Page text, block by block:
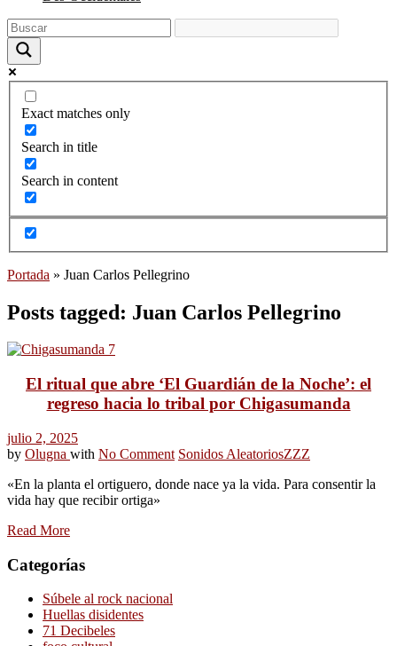
Exact matches only
Search in title
Search in content
Portada » Juan Carlos Pellegrino
Posts tagged: Juan Carlos Pellegrino
El ritual que abre ‘El Guardián de la Noche’: el
regreso hacia lo tribal por Chigasumanda
julio 2, 2025
by Olugna with No Comment Sonidos AleatoriosZZZ
«En la planta el ortiguero, donde nace ya la vida. Para consentir la
vida hay que recibir ortiga»
Read More
Categorías
Súbele al rock nacional
Huellas disidentes
71 Decibeles